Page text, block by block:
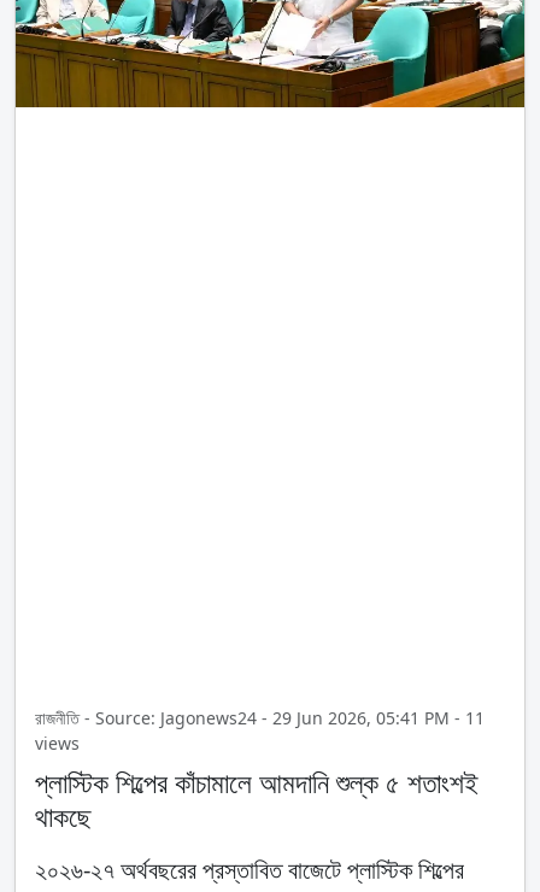
রাজনীতি - Source: Jagonews24 - 29 Jun 2026, 05:41 PM - 11
views
প্লাস্টিক শিল্পের কাঁচামালে আমদানি শুল্ক ৫ শতাংশই
থাকছে
২০২৬-২৭ অর্থবছরের প্রস্তাবিত বাজেটে প্লাস্টিক শিল্পের